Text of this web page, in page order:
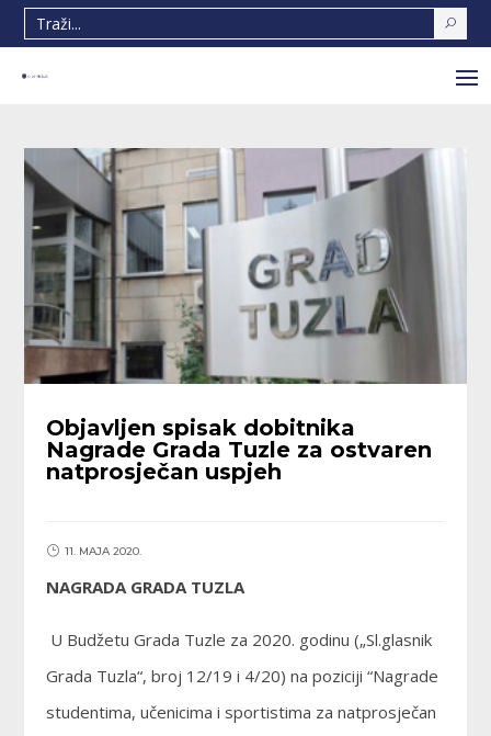
Objavljen spisak dobitnika
Nagrade Grada Tuzle za ostvaren
natprosječan uspjeh
11. MAJA 2020.
NAGRADA GRADA TUZLA
U Budžetu Grada Tuzle za 2020. godinu („Sl.glasnik
Grada Tuzla“, broj 12/19 i 4/20) na poziciji “Nagrade
studentima, učenicima i sportistima za natprosječan